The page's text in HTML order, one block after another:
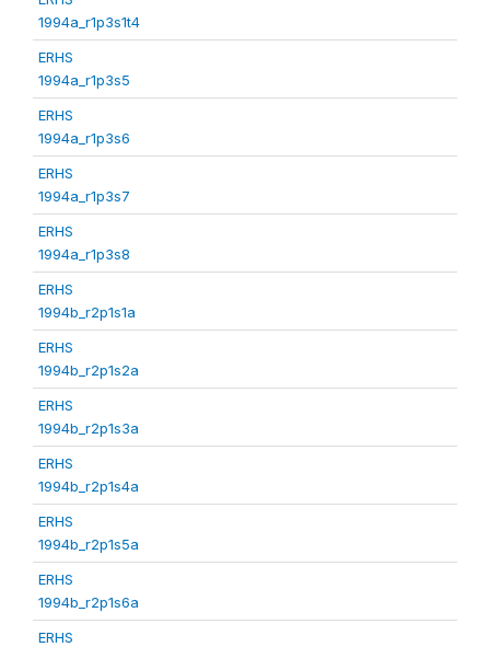
1994a_r1p3s1t4
ERHS
1994a_r1p3s5
ERHS
1994a_r1p3s6
ERHS
1994a_r1p3s7
ERHS
1994a_r1p3s8
ERHS
1994b_r2p1s1a
ERHS
1994b_r2p1s2a
ERHS
1994b_r2p1s3a
ERHS
1994b_r2p1s4a
ERHS
1994b_r2p1s5a
ERHS
1994b_r2p1s6a
ERHS